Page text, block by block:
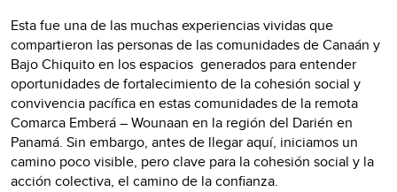
Esta fue una de las muchas experiencias vividas que
compartieron las personas de las comunidades de Canaán y
Bajo Chiquito en los espacios generados para entender
oportunidades de fortalecimiento de la cohesión social y
convivencia pacífica en estas comunidades de la remota
Comarca Emberá – Wounaan en la región del Darién en
Panamá. Sin embargo, antes de llegar aquí, iniciamos un
camino poco visible, pero clave para la cohesión social y la
acción colectiva, el camino de la confianza.